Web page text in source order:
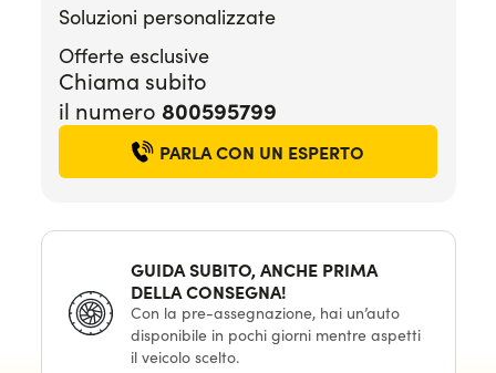
Soluzioni personalizzate
Offerte esclusive
Chiama subito
il numero 800595799
PARLA CON UN ESPERTO
GUIDA SUBITO, ANCHE PRIMA
DELLA CONSEGNA!
Con la pre-assegnazione, hai un’auto
disponibile in pochi giorni mentre aspetti
il veicolo scelto.